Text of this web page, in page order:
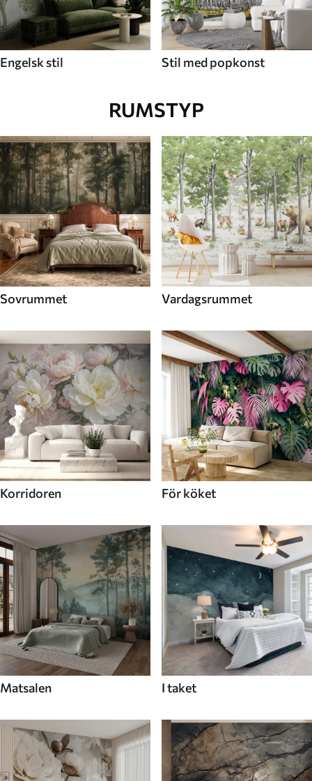
Engelsk stil Stil med popkonst
RUMSTYP
Sovrummet Vardagsrummet
Korridoren För köket
Matsalen I taket